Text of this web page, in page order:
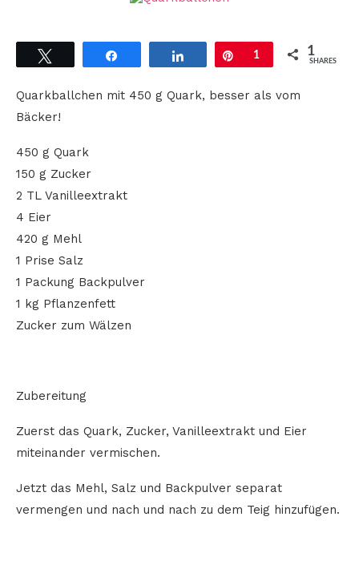
Pin
1 1
SHARES
Quarkballchen mit 450 g Quark, besser als vom
Bäcker!
450 g Quark
150 g Zucker
2 TL Vanilleextrakt
4 Eier
420 g Mehl
1 Prise Salz
1 Packung Backpulver
1 kg Pflanzenfett
Zucker zum Wälzen
Zubereitung
Zuerst das Quark, Zucker, Vanilleextrakt und Eier
miteinander vermischen.
Jetzt das Mehl, Salz und Backpulver separat
vermengen und nach und nach zu dem Teig hinzufügen.